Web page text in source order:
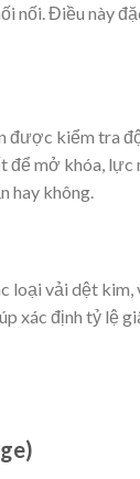
nối. Điều này
được kiểm tra
mở khóa, lực
hay không.
vải dệt kim,
xác định tỷ lệ